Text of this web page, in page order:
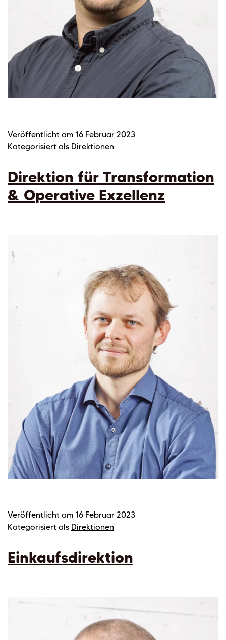
Veröffentlicht am 16 Februar 2023
Kategorisiert als Direktionen
Direktion für Transformation
& Operative Exzellenz
Veröffentlicht am 16 Februar 2023
Kategorisiert als Direktionen
Einkaufsdirektion